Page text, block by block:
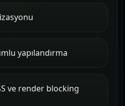
yapılandırma
ve render blocking